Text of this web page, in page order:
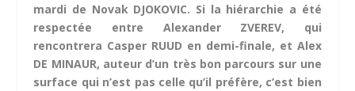
mardi de Novak DJOKOVIC. Si la hiérarchie a été
respectée entre Alexander ZVEREV, qui
rencontrera Casper RUUD en demi-finale, et Alex
DE MINAUR, auteur d’un très bon parcours sur une
surface qui n’est pas celle qu’il préfère, c’est bien